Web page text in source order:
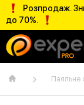
Розпродаж.
до 70%.
Паяльне